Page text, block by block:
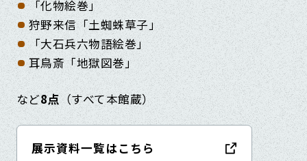
「化物絵巻」
狩野来信「土蜘蛛草子」
「大石兵六物語絵巻」
耳鳥斎「地獄図巻」
など8点（すべて本館蔵）
展示資料一覧はこちら